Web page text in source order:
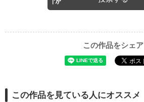
この作品をシェア
この作品を見ている人にオススメ